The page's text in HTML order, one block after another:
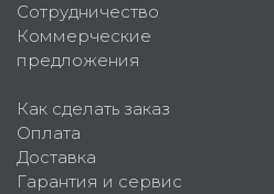
Сотрудничество
Коммерческие
предложения
Как сделать заказ
Оплата
Доставка
Гарантия и сервис